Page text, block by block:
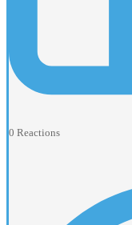
0 Reactions